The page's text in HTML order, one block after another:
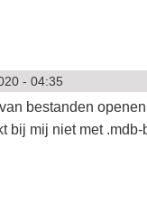
- 04:35
bestanden
bij mij niet met